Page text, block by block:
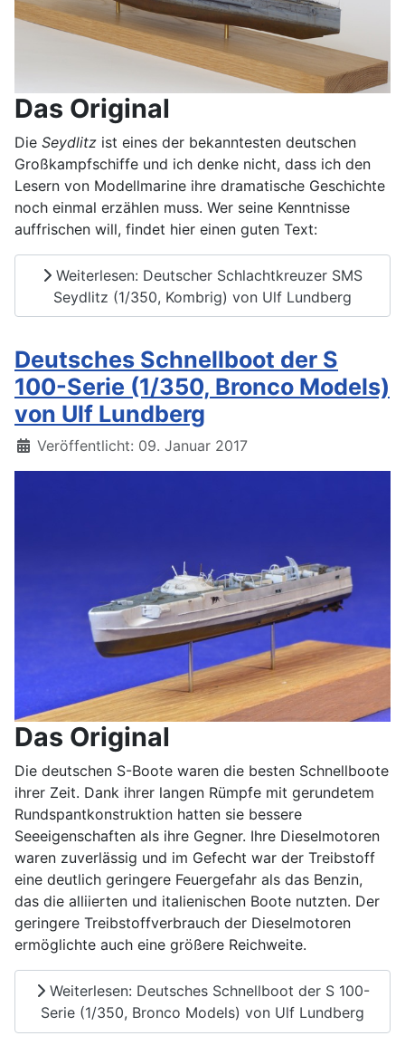
Das Original
Die Seydlitz ist eines der bekanntesten deutschen
Großkampfschiffe und ich denke nicht, dass ich den
Lesern von Modellmarine ihre dramatische Geschichte
noch einmal erzählen muss. Wer seine Kenntnisse
auffrischen will, findet hier einen guten Text:
Weiterlesen: Deutscher Schlachtkreuzer SMS
Seydlitz (1/350, Kombrig) von Ulf Lundberg
Deutsches Schnellboot der S
100-Serie (1/350, Bronco Models)
von Ulf Lundberg
Details
Veröffentlicht: 09. Januar 2017
Das Original
Die deutschen S-Boote waren die besten Schnellboote
ihrer Zeit. Dank ihrer langen Rümpfe mit gerundetem
Rundspantkonstruktion hatten sie bessere
Seeeigenschaften als ihre Gegner. Ihre Dieselmotoren
waren zuverlässig und im Gefecht war der Treibstoff
eine deutlich geringere Feuergefahr als das Benzin,
das die alliierten und italienischen Boote nutzten. Der
geringere Treibstoffverbrauch der Dieselmotoren
ermöglichte auch eine größere Reichweite.
Weiterlesen: Deutsches Schnellboot der S 100-
Serie (1/350, Bronco Models) von Ulf Lundberg